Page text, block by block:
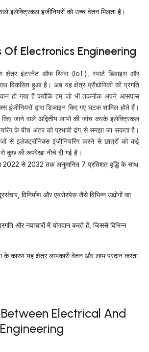
इलेक्ट्रिकल इंजीनियरों को उच्च वेतन मिलता है।
Electronics Engineering
क्षेत्र इंटरनेट ऑफ थिंग्स (IoT), स्मार्ट डिवाइस और
विकसित हुआ है। अब यह क्षेत्र प्रौद्योगिकी की प्रगति
हो गया है क्योंकि हम जो भी तकनीक अपने आसपास
द्वारा डिजाइन किए गए घटक शामिल होते हैं।
किए जाने वाले अद्वितीय लाभों की जांच करके इलेक्ट्रिकल
के बीच अंतर को प्रभावी ढंग से समझा जा सकता है।
से इलेक्ट्रॉनिक्स इंजीनियरिंग करने से छात्रों को कई
कुछ की रूपरेखा नीचे दी गई है।
2022 से 2032 तक अनुमानित 7 प्रतिशत वृद्धि के साथ
विनिर्माण और एयरोस्पेस जैसे विभिन्न उद्योगों का
और नवाचारों में योगदान करते हैं, जिससे विभिन्न
कारण यह क्षेत्र लाभकारी वेतन और लाभ प्रदान करता
Electrical And